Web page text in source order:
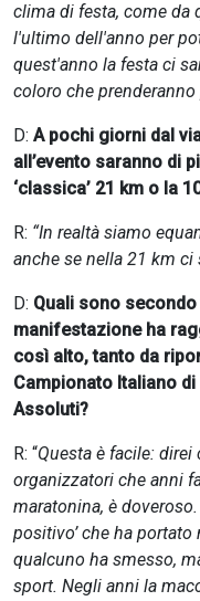
clima di festa, come da
l'ultimo dell'anno per
quest'anno la festa ci
coloro che prenderanno
D: A pochi giorni dal
all’evento saranno di
‘classica’ 21 km o la
R: “In realtà siamo
anche se nella 21 km ci
D: Quali sono
manifestazione ha
così alto, tanto da
Campionato Italiano
Assoluti?
R: “Questa è facile:
organizzatori che anni
maratonina, è
positivo’ che ha
qualcuno ha smesso,
sport. Negli anni la